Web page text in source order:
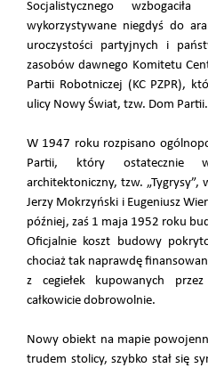
Socjalistycznego
wykorzystywane niegdyś do
uroczystości partyjnych i
zasobów dawnego Komitetu
Partii Robotniczej (KC PZPR),
ulicy Nowy Świat, tzw. Dom Partii.
W 1947 roku rozpisano
Partii, który ostatecznie
architektoniczny, tzw. „Tygrysy”,
Jerzy Mokrzyński i Eugeniusz
później, zaś 1 maja 1952 roku
Oficjalnie koszt budowy
chociaż tak naprawdę
z cegiełek kupowanych
całkowicie dobrowolnie.
Nowy obiekt na mapie
trudem stolicy, szybko stał się